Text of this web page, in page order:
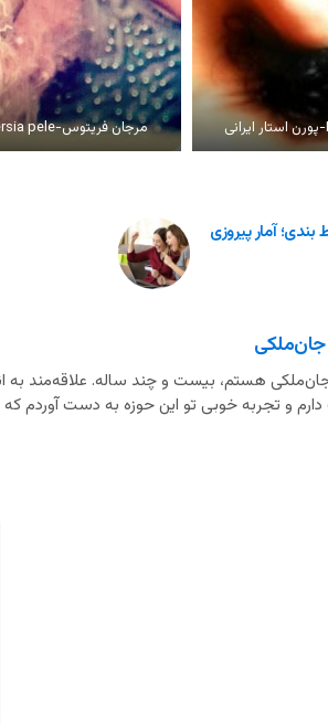
مرجان فریتوس-Persia pele-پورن استار ایرانی
آمار پیروزی
هستم، بیست و چند ساله. علاقه‌مند به
و تجربه خوبی تو این حوزه به دست آوردم که